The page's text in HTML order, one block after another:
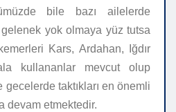
bile bazı ailelerde
yok olmaya yüz tutsa
Kars, Ardahan, Iğdır
kullananlar mevcut olup
gecelerde taktıkları en önemli
devam etmektedir.